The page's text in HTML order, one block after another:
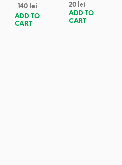
140 lei
ADD TO
CART
20 lei
ADD TO
CART